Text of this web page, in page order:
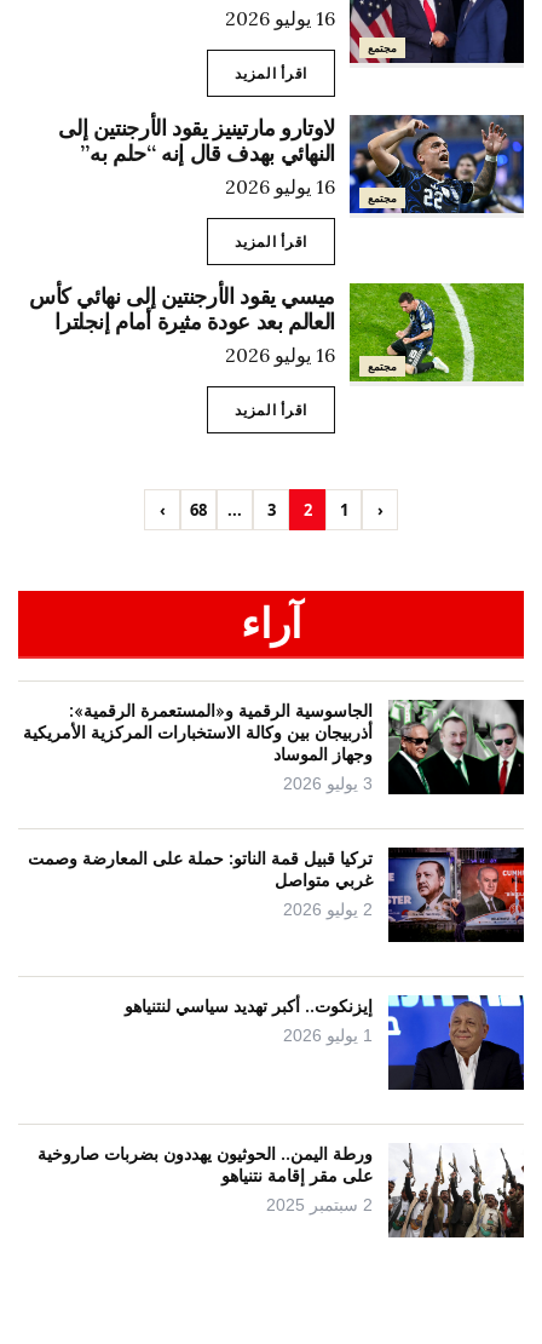
مجتمع
16 يوليو 2026
اقرأ المزيد
مجتمع
لاوتارو مارتينيز يقود الأرجنتين إلى
النهائي بهدف قال إنه “حلم به”
16 يوليو 2026
اقرأ المزيد
مجتمع
ميسي يقود الأرجنتين إلى نهائي كأس
العالم بعد عودة مثيرة أمام إنجلترا
16 يوليو 2026
اقرأ المزيد
‹
1
2
3
...
68
›
آراء
الجاسوسية الرقمية و«المستعمرة الرقمية»:
أذربيجان بين وكالة الاستخبارات المركزية الأمريكية
وجهاز الموساد
3 يوليو 2026
تركيا قبيل قمة الناتو: حملة على المعارضة وصمت
غربي متواصل
2 يوليو 2026
إيزنكوت.. أكبر تهديد سياسي لنتنياهو
1 يوليو 2026
ورطة اليمن.. الحوثيون يهددون بضربات صاروخية
على مقر إقامة نتنياهو
2 سبتمبر 2025